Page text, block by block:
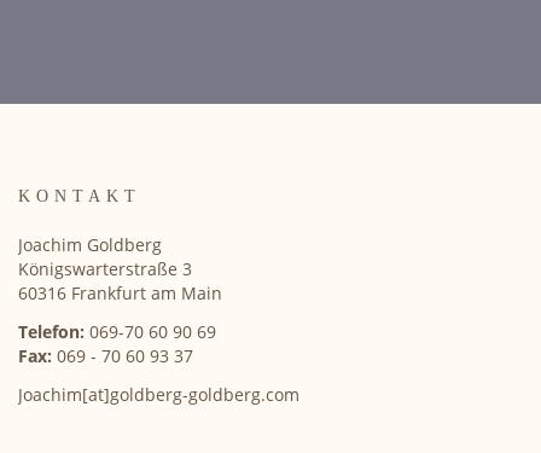
KONTAKT
Joachim Goldberg
Königswarterstraße 3
60316 Frankfurt am Main
Telefon: 069-70 60 90 69
Fax: 069 - 70 60 93 37
Joachim[at]goldberg-goldberg.com